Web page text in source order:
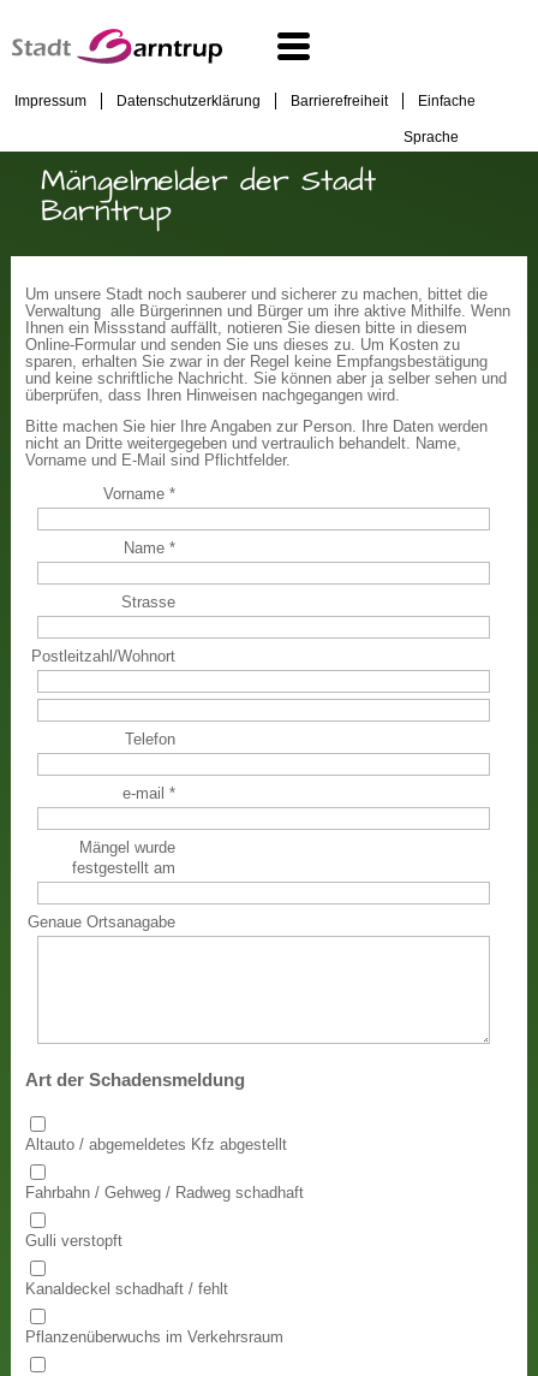
Impressum Datenschutzerklärung Barrierefreiheit Einfache
Sprache
Mängelmelder der Stadt
Barntrup
Um unsere Stadt noch sauberer und sicherer zu machen, bittet die
Verwaltung alle Bürgerinnen und Bürger um ihre aktive Mithilfe. Wenn
Ihnen ein Missstand auffällt, notieren Sie diesen bitte in diesem
Online-Formular und senden Sie uns dieses zu. Um Kosten zu
sparen, erhalten Sie zwar in der Regel keine Empfangsbestätigung
und keine schriftliche Nachricht. Sie können aber ja selber sehen und
überprüfen, dass Ihren Hinweisen nachgegangen wird.
Bitte machen Sie hier Ihre Angaben zur Person. Ihre Daten werden
nicht an Dritte weitergegeben und vertraulich behandelt. Name,
Vorname und E-Mail sind Pflichtfelder.
Vorname*
Name*
Strasse
Postleitzahl/Wohnort
Telefon
e-mail*
Mängel wurde
festgestellt am
Genaue Ortsanagabe
Art der Schadensmeldung
Altauto / abgemeldetes Kfz abgestellt
Fahrbahn / Gehweg / Radweg schadhaft
Gulli verstopft
Kanaldeckel schadhaft / fehlt
Pflanzenüberwuchs im Verkehrsraum